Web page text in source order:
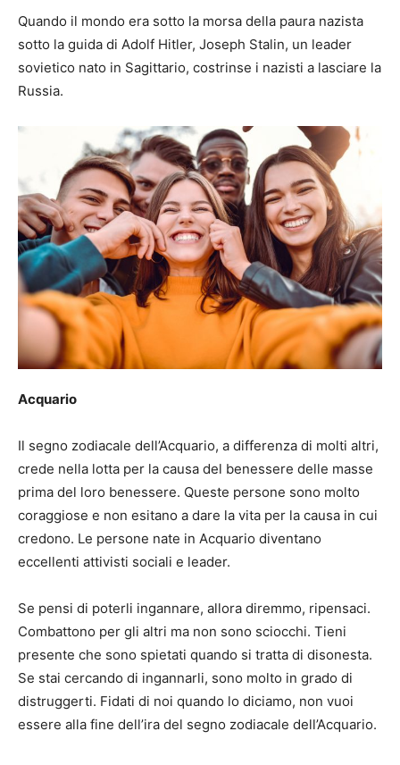
Quando il mondo era sotto la morsa della paura nazista
sotto la guida di Adolf Hitler, Joseph Stalin, un leader
sovietico nato in Sagittario, costrinse i nazisti a lasciare la
Russia.
Acquario
Il segno zodiacale dell’Acquario, a differenza di molti altri,
crede nella lotta per la causa del benessere delle masse
prima del loro benessere. Queste persone sono molto
coraggiose e non esitano a dare la vita per la causa in cui
credono. Le persone nate in Acquario diventano
eccellenti attivisti sociali e leader.
Se pensi di poterli ingannare, allora diremmo, ripensaci.
Combattono per gli altri ma non sono sciocchi. Tieni
presente che sono spietati quando si tratta di disonesta.
Se stai cercando di ingannarli, sono molto in grado di
distruggerti. Fidati di noi quando lo diciamo, non vuoi
essere alla fine dell’ira del segno zodiacale dell’Acquario.